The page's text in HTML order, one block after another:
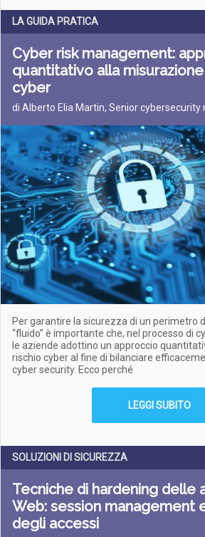
LA GUIDA PRATICA
Cyber risk management:
quantitativo alla
cyber
di Alberto Elia Martin, Senior cybersecurity
Per garantire la sicurezza di un perimetro
“fluido” è importante che, nel processo di
le aziende adottino un approccio
rischio cyber al fine di bilanciare
cyber security. Ecco perché
LEGGI SUBITO
SOLUZIONI DI SICUREZZA
Tecniche di hardening delle
Web: session management
degli accessi